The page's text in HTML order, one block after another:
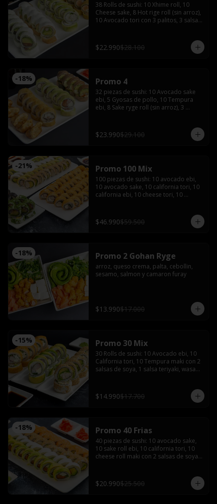
38 Rolls de sushi: 10 Xhime roll, 10
Cheese sake, 8 Hot rige roll (sin arroz),
10 Avocado tori con 3 palitos, 3 salsas
$22.990$28.100
-18% Promo 4
32 piezas de sushi: 10 Avocado sake
ebi, 5 Gyosas de pollo, 10 Tempura
ebi, 8 Sake ryge roll (sin arroz), 3
1.5 Litros
$23.990$29.100
-21% Promo 100 Mix
100 piezas de sushi: 10 avocado ebi,
10 avocado sake, 10 california tori, 10
california ebi, 10 cheese tori, 10
palitos, 6 salsas de soya, 4 salsas
teriyaki,2 wasabi y 2 jengibres
$46.990$59.500
-18% Promo 2 Gohan Ryge
arroz, queso crema, palta, cebollin,
sesamo, salmon y camaron furay
$13.990$17.000
-15% Promo 30 Mix
30 Rolls de sushi: 10 Avocado ebi, 10
California tori, 10 Tempura maki con 2
salsas de soya, 1 salsa teriyaki, wasabi,
$14.990$17.700
-18% Promo 40 Frias
40 piezas de sushi: 10 avocado sake,
10 sake roll ebi, 10 california tori, 10
cheese roll maki con 2 salsas de soya,
$20.990$25.500